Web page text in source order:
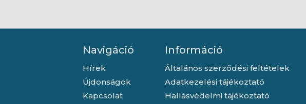
Navigáció
Hírek
Újdonságok
Kapcsolat
Információ
Általános szerződési feltételek
Adatkezelési tájékoztató
Hallásvédelmi tájékoztató